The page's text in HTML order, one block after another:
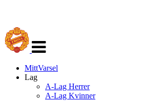
navigasjon
MittVarsel
Lag
A-Lag Herrer
A-Lag Kvinner